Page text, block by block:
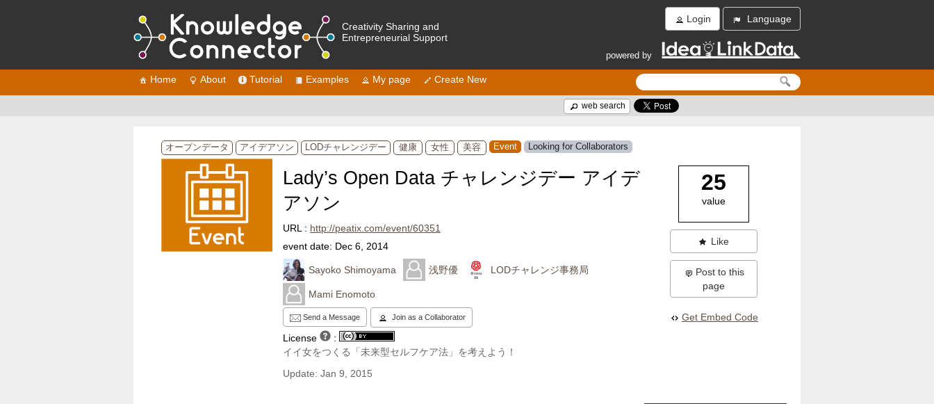
Creativity Sharing and
Entrepreneurial Support
Login Language
powered by
Home About Tutorial Examples My page Create New
web search
オープンデータ アイデアソン LODチャレンジデー 健康 女性 美容 Event Looking for Collaborators
Lady’s Open Data チャレンジデー アイデ
アソン
URL : http://peatix.com/event/60351
event date: Dec 6, 2014
Sayoko Shimoyama 浅野優 LODチャレンジ事務局
Mami Enomoto
Send a Message Join as a Collaborator
License
:
イイ女をつくる「未来型セルフケア法」を考えよう！
Update: Jan 9, 2015
25
value
Like
Post to this
page
Get Embed Code